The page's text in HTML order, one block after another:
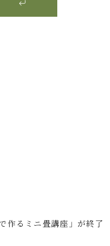
作るミニ畳講座」が終了